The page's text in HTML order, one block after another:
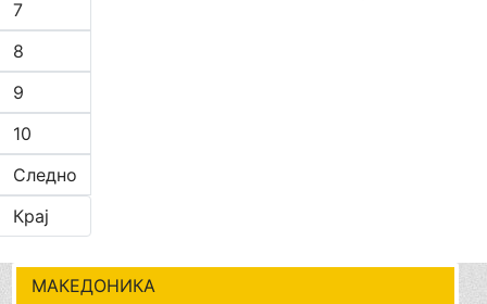
7
8
9
10
Следно
Крај
МАКЕДОНИКА